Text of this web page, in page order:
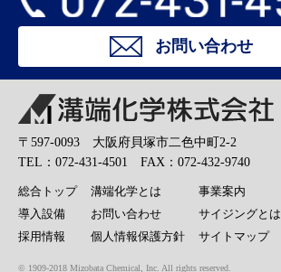
お問い合わせ
〒597-0093 大阪府貝塚市二色中町2-2
TEL：072-431-4501 FAX：072-432-9740
総合トップ
導入設備
採用情報
溝端化学とは
お問い合わせ
個人情報保護方針
事業案内
サイジングとは
サイトマップ
© 1909-2018 Mizobata Chemical, Inc. All rights reserved.